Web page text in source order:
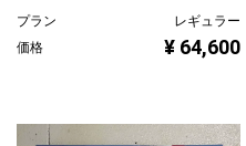
プラン
レギュラー
価格
¥ 64,600